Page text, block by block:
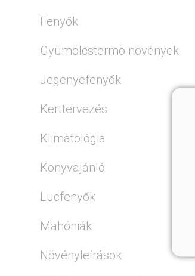
Fenyők
Gyümölcstermö növények
Jegenyefenyők
Kerttervezés
Klimatológia
Könyvajánló
Lucfenyők
Mahóniák
Növényleírások